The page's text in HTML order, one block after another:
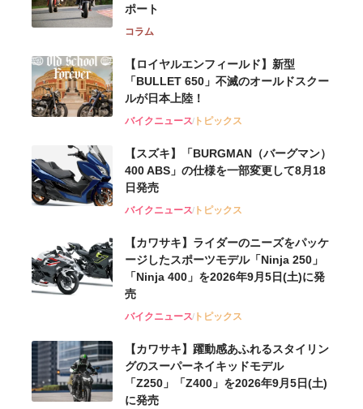
ポート
コラム
【ロイヤルエンフィールド】新型
「BULLET 650」不滅のオールドスクー
ルが⽇本上陸！
バイクニューストピックス
【スズキ】「BURGMAN（バーグマン）
400 ABS」の仕様を一部変更して8月18
日発売
バイクニューストピックス
【カワサキ】ライダーのニーズをパッケ
ージしたスポーツモデル「Ninja 250」
「Ninja 400」を2026年9月5日(土)に発
売
バイクニューストピックス
【カワサキ】躍動感あふれるスタイリン
グのスーパーネイキッドモデル
「Z250」「Z400」を2026年9月5日(土)
に発売